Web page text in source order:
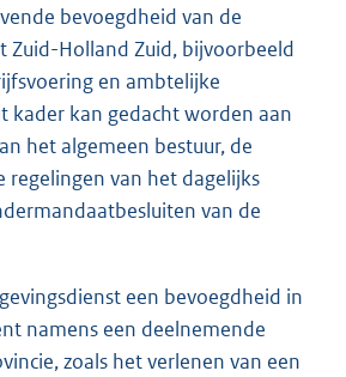
bevoegdheid van de
Zuid-Holland Zuid, bijvoorbeeld
en ambtelijke
kader kan gedacht worden aan
het algemeen bestuur, de
regelingen van het dagelijks
van de
een bevoegdheid in
namens een deelnemende
zoals het verlenen van een